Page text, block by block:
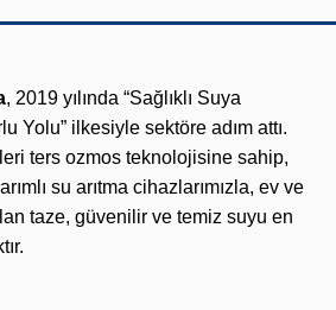
, 2019 yılında “Sağlıklı Suya
Yolu” ilkesiyle sektöre adım attı.
ters ozmos teknolojisine sahip,
su arıtma cihazlarımızla, ev ve
taze, güvenilir ve temiz suyu en